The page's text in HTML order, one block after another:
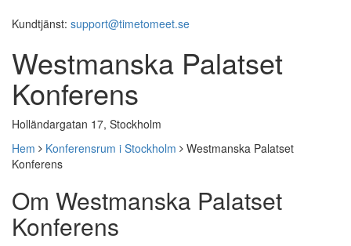
Kundtjänst: support@timetomeet.se
Westmanska Palatset
Konferens
Holländargatan 17, Stockholm
Hem
Konferensrum i Stockholm
Westmanska Palatset
Konferens
Om Westmanska Palatset
Konferens